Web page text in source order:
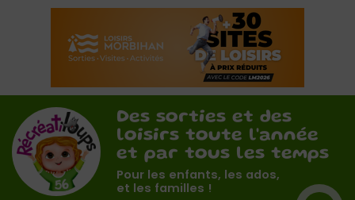
Des sorties et des
loisirs toute l'année
et par tous les temps
Pour les enfants, les ados,
et les familles !